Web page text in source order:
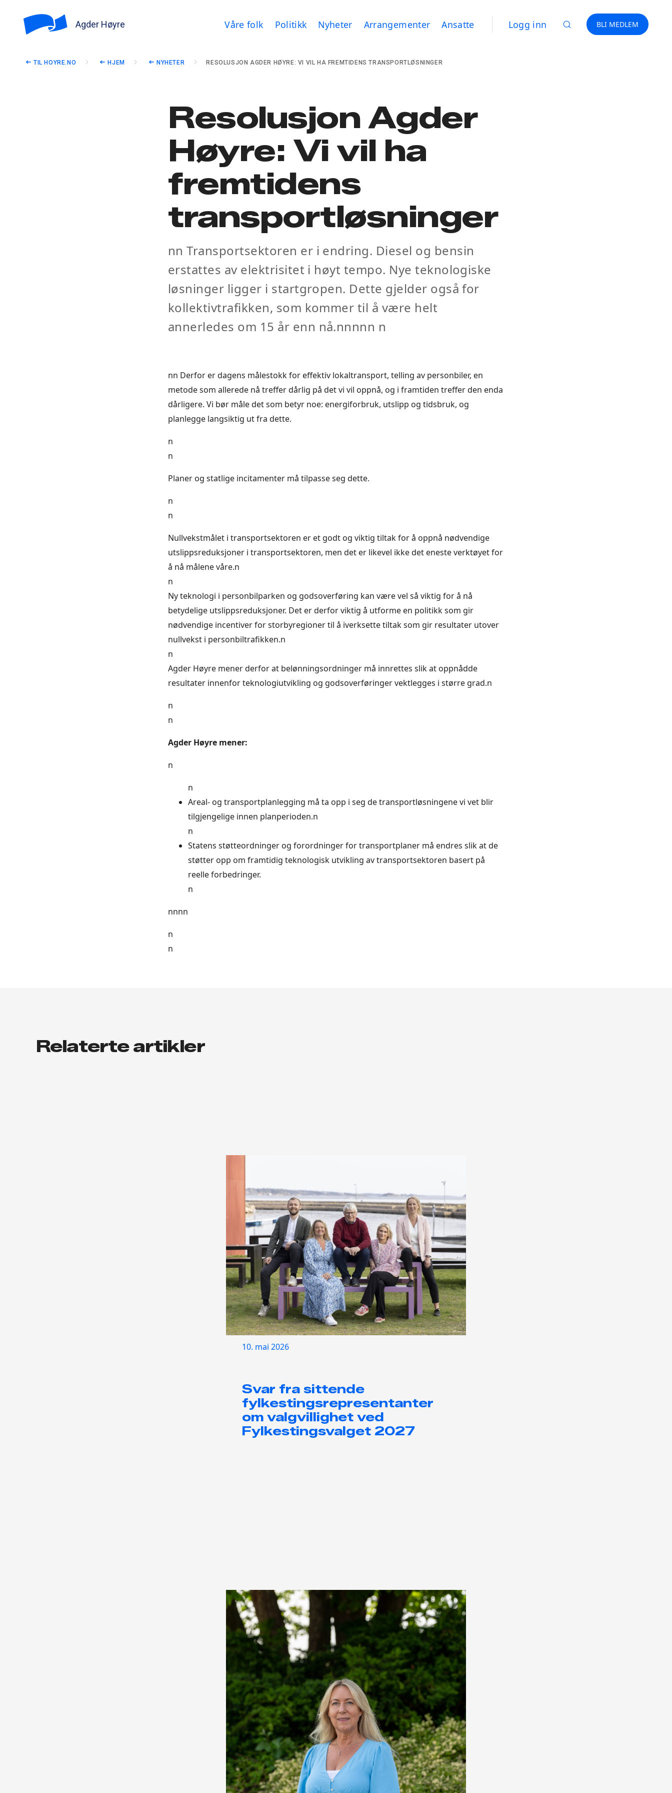
Agder Høyre Våre folk Politikk Nyheter Arrangementer Ansatte Logg inn BLI MEDLEM
TIL HOYRE.NO HJEM NYHETER RESOLUSJON AGDER HØYRE: VI VIL HA FREMTIDENS TRANSPORTLØSNINGER
Resolusjon Agder
Høyre: Vi vil ha
fremtidens
transportløsninger
nn Transportsektoren er i endring. Diesel og bensin
erstattes av elektrisitet i høyt tempo. Nye teknologiske
løsninger ligger i startgropen. Dette gjelder også for
kollektivtrafikken, som kommer til å være helt
annerledes om 15 år enn nå.nnnnn n
nn Derfor er dagens målestokk for effektiv lokaltransport, telling av personbiler, en
metode som allerede nå treffer dårlig på det vi vil oppnå, og i framtiden treffer den enda
dårligere. Vi bør måle det som betyr noe: energiforbruk, utslipp og tidsbruk, og
planlegge langsiktig ut fra dette.
n
n
Planer og statlige incitamenter må tilpasse seg dette.
n
n
Nullvekstmålet i transportsektoren er et godt og viktig tiltak for å oppnå nødvendige
utslippsreduksjoner i transportsektoren, men det er likevel ikke det eneste verktøyet for
å nå målene våre.n
n
Ny teknologi i personbilparken og godsoverføring kan være vel så viktig for å nå
betydelige utslippsreduksjoner. Det er derfor viktig å utforme en politikk som gir
nødvendige incentiver for storbyregioner til å iverksette tiltak som gir resultater utover
nullvekst i personbiltrafikken.n
n
Agder Høyre mener derfor at belønningsordninger må innrettes slik at oppnådde
resultater innenfor teknologiutvikling og godsoverføringer vektlegges i større grad.n
n
n
Agder Høyre mener:
n
n
Areal- og transportplanlegging må ta opp i seg de transportløsningene vi vet blir
tilgjengelige innen planperioden.n
n
Statens støtteordninger og forordninger for transportplaner må endres slik at de
støtter opp om framtidig teknologisk utvikling av transportsektoren basert på
reelle forbedringer.
n
nnnn
n
n
Relaterte artikler
10. mai 2026
Svar fra sittende
fylkestingsrepresentanter
om valgvillighet ved
Fylkestingsvalget 2027